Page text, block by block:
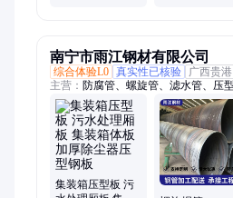
南宁市雨江钢材有限公司
综合体验L0 真实性已核验
广西贵港
主营： 防腐管、螺旋管、滤水管、压
方管、螺旋钢管、热浸锌钢管、无缝
门、涂塑复合钢管、护筒钢管、螺旋
兰、螺杆
集装箱压型板 污